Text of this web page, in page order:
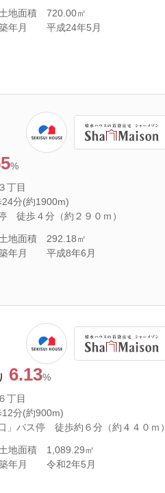
土地面積
720.00㎡
年月 平成24年5月
%
丁目
分(約1900m)
徒歩４分（約２９０ｍ）
土地面積
292.18㎡
年月 平成8年6月
6.13%
丁目
分(約900m)
」バス停 徒歩約６分（約４４０ｍ）
土地面積
1,089.29㎡
年月 令和2年5月